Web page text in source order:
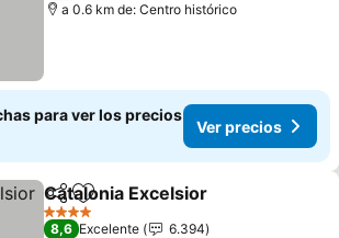
a 0.6 km de: Centro histórico
para ver los precios
Ver precios
CompartirAñadir a favoritos
Catalonia Excelsior
4 Estrellas
8,6 Excelente
6.394